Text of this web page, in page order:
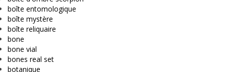
boîte entomologique
boîte mystère
boîte reliquaire
bone
bone vial
bones real set
botanique